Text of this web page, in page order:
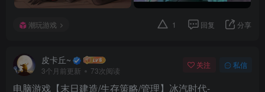
潮玩游戏 1 回复 分享
皮卡丘~
3个月前更新 73次阅读
关注 私信
电脑游戏【末日建造/生存策略/管理】冰汽时代-